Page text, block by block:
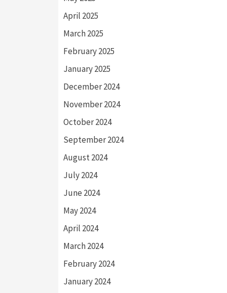
April 2025
March 2025
February 2025
January 2025
December 2024
November 2024
October 2024
September 2024
August 2024
July 2024
June 2024
May 2024
April 2024
March 2024
February 2024
January 2024